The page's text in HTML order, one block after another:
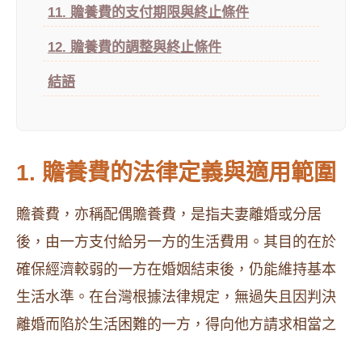
11. 贍養費的支付期限與終止條件
12. 贍養費的調整與終止條件
結語
1. 贍養費的法律定義與適用範圍
贍養費，亦稱配偶贍養費，是指夫妻離婚或分居
後，由一方支付給另一方的生活費用。其目的在於
確保經濟較弱的一方在婚姻結束後，仍能維持基本
生活水準。在台灣根據法律規定，無過失且因判決
離婚而陷於生活困難的一方，得向他方請求相當之